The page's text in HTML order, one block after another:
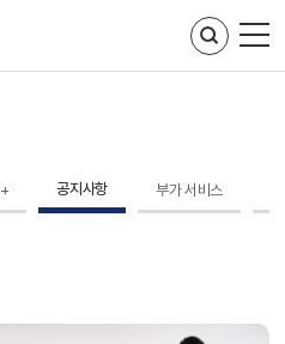
공지사항 부가 서비스